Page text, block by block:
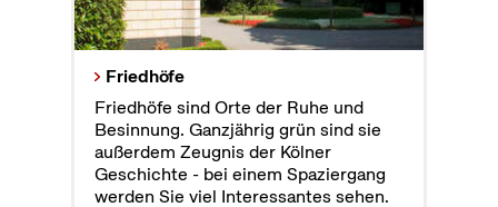
Friedhöfe
Friedhöfe sind Orte der Ruhe und
Besinnung. Ganzjährig grün sind sie
außerdem Zeugnis der Kölner
Geschichte - bei einem Spaziergang
werden Sie viel Interessantes sehen.